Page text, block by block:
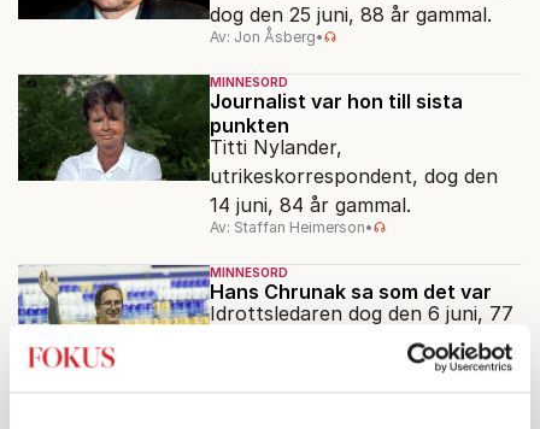
dog den 25 juni, 88 år gammal.
Av: Jon Åsberg•
MINNESORD
Journalist var hon till sista
punkten
Titti Nylander,
utrikeskorrespondent, dog den
14 juni, 84 år gammal.
Av: Staffan Heimerson•
MINNESORD
Hans Chrunak sa som det var
Idrottsledaren dog den 6 juni, 77